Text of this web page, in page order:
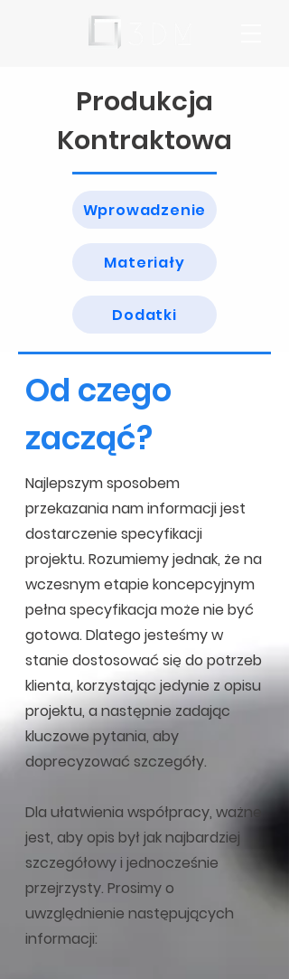
Produkcja
Kontraktowa
Wprowadzenie
Materiały
Dodatki
Od czego
zacząć?
Najlepszym sposobem
przekazania nam informacji jest
dostarczenie specyfikacji
projektu. Rozumiemy jednak, że na
wczesnym etapie koncepcyjnym
pełna specyfikacja może nie być
gotowa. Dlatego jesteśmy w
stanie dostosować się do potrzeb
klienta, korzystając jedynie z opisu
projektu, a następnie zadając
kluczowe pytania, aby
doprecyzować szczegóły.
Dla ułatwienia współpracy, ważne
jest, aby opis był jak najbardziej
szczegółowy i jednocześnie
przejrzysty. Prosimy o
uwzględnienie następujących
informacji: